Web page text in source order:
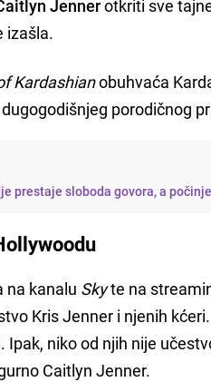
Jennerotkriti sve
izašla.
Kardashianobuhvaća
porodičnog
prestaje sloboda govora, a
kanalu Skyte na
Kris Jenner i njenih kćeri.
. Ipak, niko od njih nije
Caitlyn Jenner.